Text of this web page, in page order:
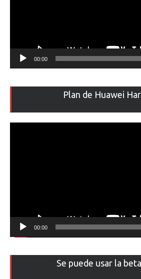
00:00
Plan de Huawei
00:00
Se puede usar la